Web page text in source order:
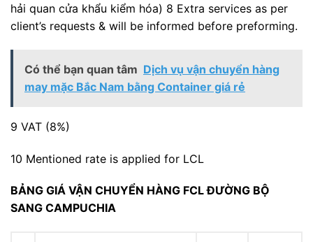
hải quan cửa khẩu kiểm hóa) 8 Extra services as per
client’s requests & will be informed before preforming.
Có thể bạn quan tâm Dịch vụ vận chuyển hàng
may mặc Bắc Nam bằng Container giá rẻ
9 VAT (8%)
10 Mentioned rate is applied for LCL
BẢNG GIÁ VẬN CHUYỂN HÀNG FCL ĐƯỜNG BỘ
SANG CAMPUCHIA